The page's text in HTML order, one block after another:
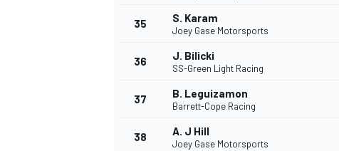
35 S. Karam
Joey Gase Motorsports
36 J. Bilicki
SS-Green Light Racing
37 B. Leguizamon
Barrett-Cope Racing
38 A. J Hill
Joey Gase Motorsports